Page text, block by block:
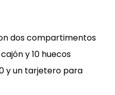
dos compartimentos
y 10 huecos
y un tarjetero para